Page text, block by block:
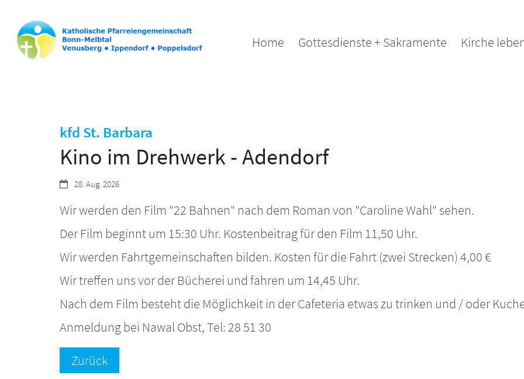
Home Gottesdienste + Sakramente Kirche
kfd St. Barbara
Kino im Drehwerk - Adendorf
Datum:28. Aug. 2026
Wir werden den Film "22 Bahnen" nach dem Roman von "Caroline Wahl" sehen.
Der Film beginnt um 15:30 Uhr. Kostenbeitrag für den Film 11,50 Uhr.
Wir werden Fahrtgemeinschaften bilden. Kosten für die Fahrt (zwei Strecken) 4,00 €
Wir treffen uns vor der Bücherei und fahren um 14,45 Uhr.
Nach dem Film besteht die Möglichkeit in der Cafeteria etwas zu trinken und / oder
Anmeldung bei Nawal Obst, Tel: 28 51 30
Zurück